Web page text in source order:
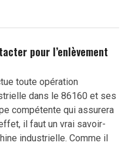
pour l’enlèvement
toute opération
dans le 86160 et ses
compétente qui assurera
il faut un vrai savoir-
industrielle. Comme il